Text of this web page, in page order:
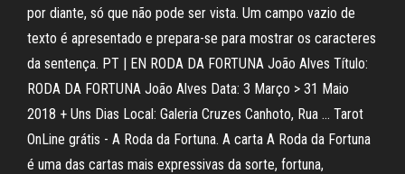
por diante, só que não pode ser vista. Um campo vazio de
texto é apresentado e prepara-se para mostrar os caracteres
da sentença. PT | EN RODA DA FORTUNA João Alves Título:
RODA DA FORTUNA João Alves Data: 3 Março > 31 Maio
2018 + Uns Dias Local: Galeria Cruzes Canhoto, Rua … Tarot
OnLine grátis - A Roda da Fortuna. A carta A Roda da Fortuna
é uma das cartas mais expressivas da sorte, fortuna,